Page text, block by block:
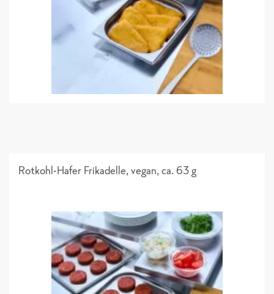
Sortimentsliste 2026_Einzelseiten
Folder "Gemüse & Beilagen"
Rotkohl-Hafer Frikadelle, vegan, ca. 63 g